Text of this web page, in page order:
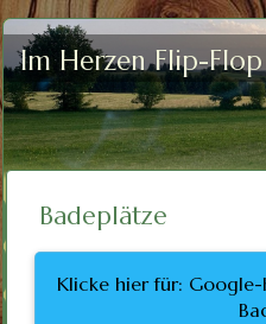
Im Herzen Flip-Flop
Badeplätze
Klicke hier für: